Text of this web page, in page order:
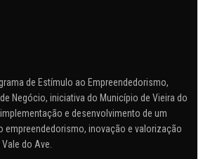
de Estímulo ao Empreendedorismo,
Negócio, iniciativa do Município de Vieira do
e desenvolvimento de um
empreendedorismo, inovação e valorização
do Ave.